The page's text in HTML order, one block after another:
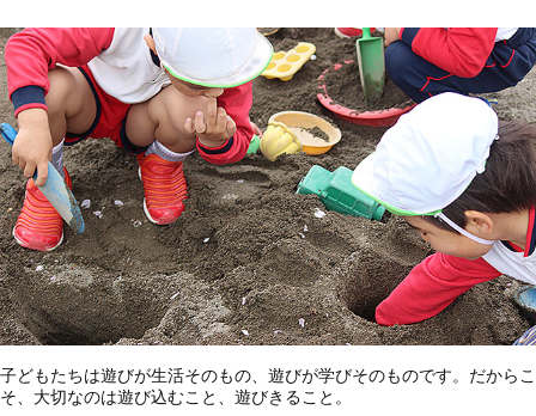
子どもたちは遊びが生活そのもの、遊びが学びそのものです。だからこ
そ、大切なのは遊び込むこと、遊びきること。